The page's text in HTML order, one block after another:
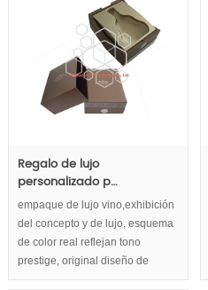
Regalo de lujo
personalizado p…
empaque de lujo vino,exhibición
del concepto y de lujo, esquema
de color real reflejan tono
prestige, original diseño de
empaquetado del vino innovador